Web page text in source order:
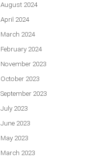
August 2024
April 2024
March 2024
February 2024
November 2023
October 2023
September 2023
July 2023
June 2023
May 2023
March 2023